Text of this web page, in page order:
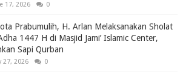
17, 2026 0
Prabumulih, H. Arlan Melaksanakan Sholat
1447 H di Masjid Jami’ Islamic Center,
Sapi Qurban
27, 2026 0